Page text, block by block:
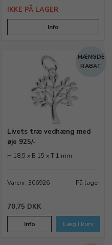
IKKE PÅ LAGER
Info
MÆNGDE
RABAT
Livets træ vedhæng med
øje 925/-
H 18,5 x B 15 x T 1 mm
Varenr. 306926 På lager
70,75 DKK
Info Læg i kurv